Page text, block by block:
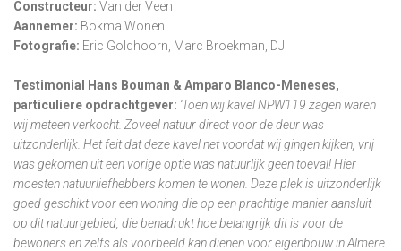
Constructeur: Van der Veen
Aannemer: Bokma Wonen
Fotografie: Eric Goldhoorn, Marc Broekman, DJI
Testimonial Hans Bouman & Amparo Blanco-Meneses,
particuliere opdrachtgever: ‘Toen wij kavel NPW119 zagen waren
wij meteen verkocht. Zoveel natuur direct voor de deur was
uitzonderlijk. Het feit dat deze kavel net voordat wij gingen kijken, vrij
was gekomen uit een vorige optie was natuurlijk geen toeval! Hier
moesten natuurliefhebbers komen te wonen. Deze plek is uitzonderlijk
goed geschikt voor een woning die op een prachtige manier aansluit
op dit natuurgebied, die benadrukt hoe belangrijk dit is voor de
bewoners en zelfs als voorbeeld kan dienen voor eigenbouw in Almere.